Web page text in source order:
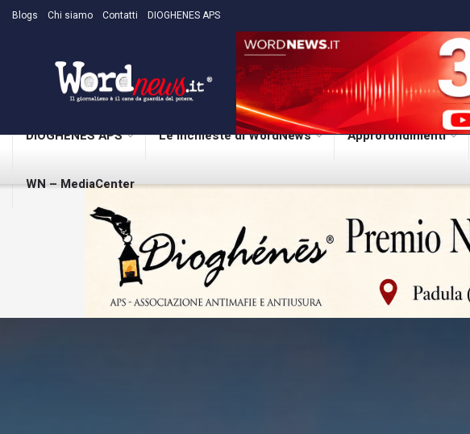
Blogs Chi siamo Contatti DIOGHENES APS
DIOGHENES APS Le inchieste di WordNews Approfondimenti
WN – MediaCenter